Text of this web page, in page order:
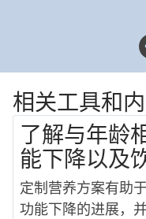
相关工具和内
了解与年龄
能下降以及
定制营养方案有助
功能下降的进展，